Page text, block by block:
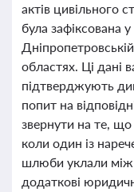
актів цивільного
була зафіксована
областях. Ці дані
підтверджують
попит на
звернути на те,
коли один із
шлюби уклали між
додаткові